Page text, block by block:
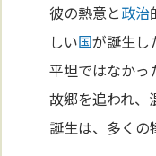
彼の熱意と政治
しい国が誕生し
平坦ではなかっ
故郷を追われ、
誕生は、多くの